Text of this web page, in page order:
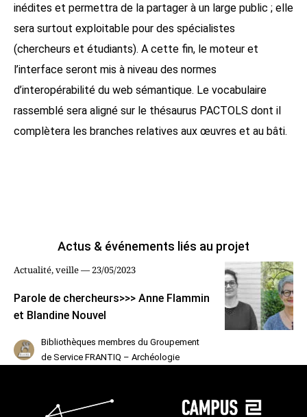
inédites et permettra de la partager à un large public ; elle
sera surtout exploitable pour des spécialistes
(chercheurs et étudiants). A cette fin, le moteur et
l’interface seront mis à niveau des normes
d’interopérabilité du web sémantique. Le vocabulaire
rassemblé sera aligné sur le thésaurus PACTOLS dont il
complètera les branches relatives aux œuvres et au bâti.
Actus & événements liés au projet
Actualité, veille — 23/05/2023
Parole de chercheurs>>> Anne Flammin
et Blandine Nouvel
Bibliothèques membres du Groupement
de Service FRANTIQ – Archéologie